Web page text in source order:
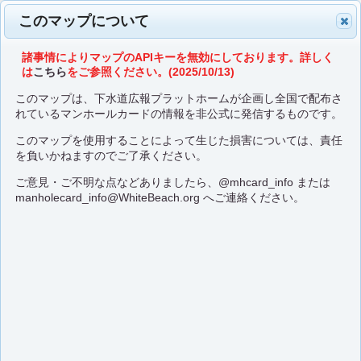
このマップについて
諸事情によりマップのAPIキーを無効にしております。詳しく
はこちらをご参照ください。(2025/10/13)
このマップは、下水道広報プラットホームが企画し全国で配布さ
れているマンホールカードの情報を非公式に発信するものです。
このマップを使用することによって生じた損害については、責任
を負いかねますのでご了承ください。
ご意見・ご不明な点などありましたら、 @mhcard_infoまたは
manholecard_info@WhiteBeach.org へご連絡ください。